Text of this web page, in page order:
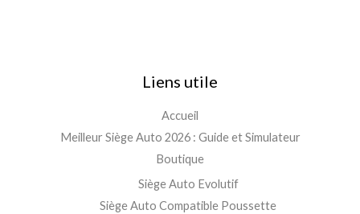
Liens utile
Accueil
Meilleur Siège Auto 2026 : Guide et Simulateur
Boutique
Siège Auto Evolutif
Siège Auto Compatible Poussette